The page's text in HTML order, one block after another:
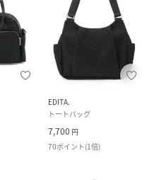
EDITA.
トートバッグ
7,700 円
70ポイント(1倍)